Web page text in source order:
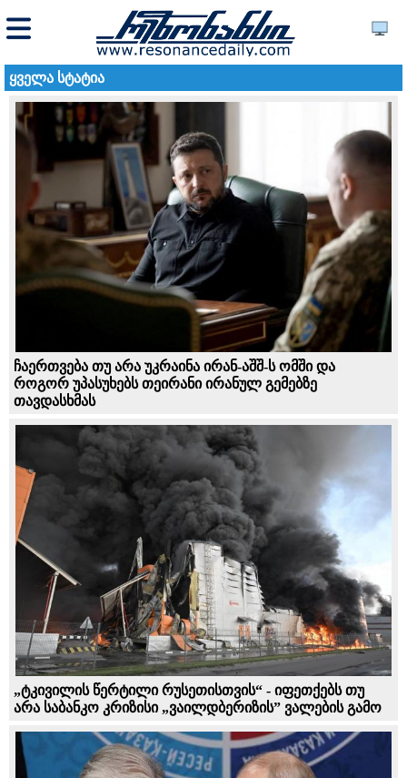
ყველა სტატია
ჩაერთვება თუ არა უკრაინა ირან-აშშ-ს ომში და
როგორ უპასუხებს თეირანი ირანულ გემებზე
თავდასხმას
„ტკივილის წერტილი რუსეთისთვის“ - იფეთქებს თუ
არა საბანკო კრიზისი „ვაილდბერიზის” ვალების გამო